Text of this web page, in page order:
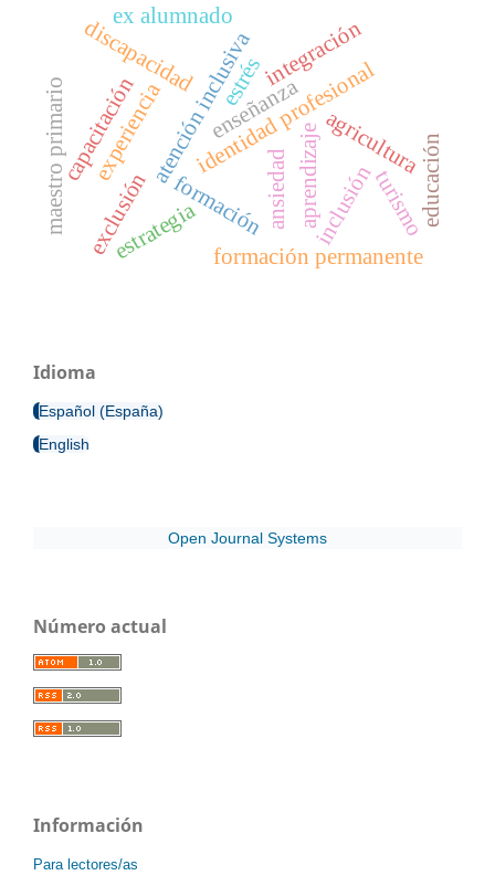
formación
atención inclusiva
identidad profesional
enseñanza
aprendizajeinclusión
exclusión
discapacidad
capacitación estrés
ansiedad
formación permanente
maestro primario agricultura
turismoeducación
integración
estrategia
experiencia
ex alumnado
Idioma
Español (España)
English
Open Journal Systems
Número actual
Información
Para lectores/as